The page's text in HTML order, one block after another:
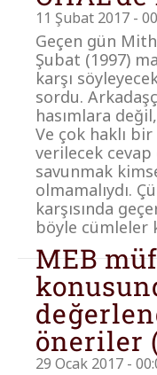
11 Şubat 2017 -
Geçen gün
Şubat (1997)
karşı
sordu.
hasımlara
Ve çok haklı
verilecek cevap
savunmak
olmamalıydı.
karşısında
böyle cümleler
MEB
öneriler
29 Ocak 2017 -